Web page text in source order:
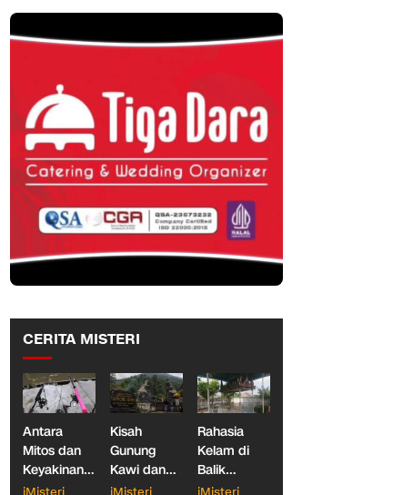
CERITA MISTERI
Antara
Mitos dan
Keyakinan,
Ketika
Kisah
Gunung
Kawi dan
Dua
Rahasia
Kelam di
Balik
Makam